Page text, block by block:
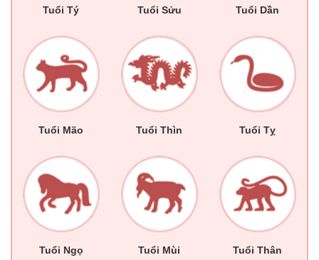
Tuổi Tý Tuổi Sửu Tuổi Dần
Tuổi Mão Tuổi Thìn Tuổi Tỵ
Tuổi Ngọ Tuổi Mùi Tuổi Thân